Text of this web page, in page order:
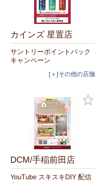
カインズ 星置店
サントリーポイントバック
キャンペーン
[＋]その他の店舗
DCM/手稲前田店
YouTube スキスキDIY 配信